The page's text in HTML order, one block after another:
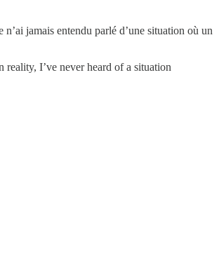
n’ai jamais entendu parlé d’une situation où un
reality, I’ve never heard of a situation